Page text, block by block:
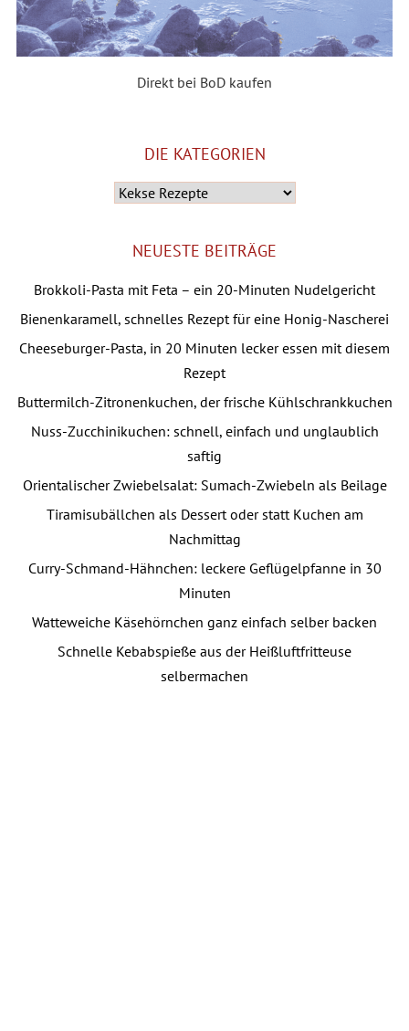
Direkt bei BoD kaufen
DIE KATEGORIEN
NEUESTE BEITRÄGE
Brokkoli-Pasta mit Feta – ein 20-Minuten Nudelgericht
Bienenkaramell, schnelles Rezept für eine Honig-Nascherei
Cheeseburger-Pasta, in 20 Minuten lecker essen mit diesem
Rezept
Buttermilch-Zitronenkuchen, der frische Kühlschrankkuchen
Nuss-Zucchinikuchen: schnell, einfach und unglaublich
saftig
Orientalischer Zwiebelsalat: Sumach-Zwiebeln als Beilage
Tiramisubällchen als Dessert oder statt Kuchen am
Nachmittag
Curry-Schmand-Hähnchen: leckere Geflügelpfanne in 30
Minuten
Watteweiche Käsehörnchen ganz einfach selber backen
Schnelle Kebabspieße aus der Heißluftfritteuse
selbermachen